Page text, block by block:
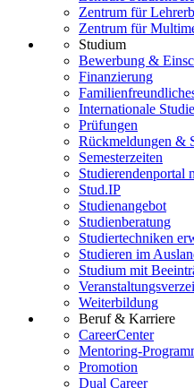
Zentrum für
Zentrum für
Studium
Bewerbung &
Finanzierung
Internationale
Prüfungen
Rückmeldungen &
Semesterzeiten
Studierendenportal
Stud.IP
Studienangebot
Studienberatung
Studiertechniken
Studieren im
Studium mit
Weiterbildung
Beruf & Karriere
CareerCenter
Mentoring-
Promotion
Dual Career